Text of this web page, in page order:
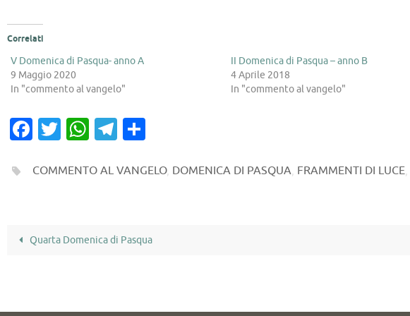
Correlati
V Domenica di Pasqua- anno A
9 Maggio 2020
In "commento al vangelo"
II Domenica di Pasqua – anno B
4 Aprile 2018
In "commento al vangelo"
Fa
e
o
T
it
W
at
p
T
e
m
n
di
COMMENTO AL VANGELO, DOMENICA DI PASQUA, FRAMMENTI DI LUCE,
Quarta Domenica di Pasqua